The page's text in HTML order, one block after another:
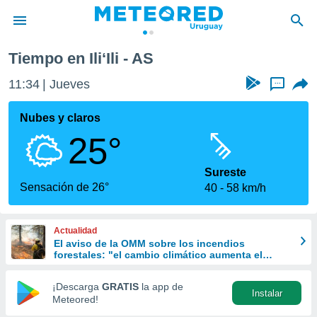
de
ha
calidad.
a este
las
y
forma
digital
basada
Tiempo en Ili‘Ili - AS
11:34 Jueves ...
Nubes y claros
25°
Sensación de 26°
Sureste
40
58 km/h
Actualidad
El aviso de la OMM sobre los incendios
forestales: "el cambio climático aumenta el
¡Descarga GRATIS la app de
Meteored!
Instalar